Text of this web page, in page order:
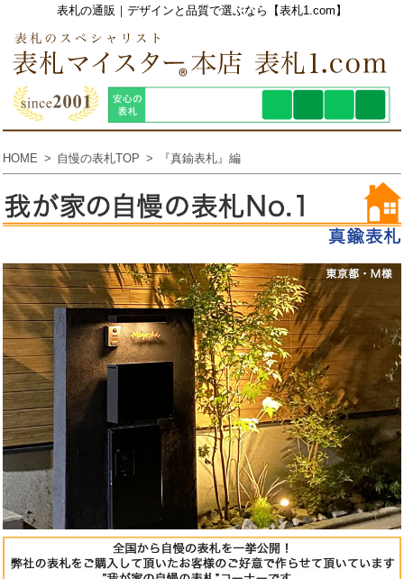
表札の通販｜デザインと品質で選ぶなら【表札1.com】
HOME 自慢の表札TOP 『真鍮表札』編